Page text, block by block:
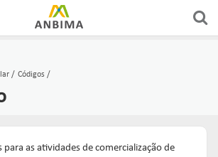
Códigos
para as atividades de comercialização de